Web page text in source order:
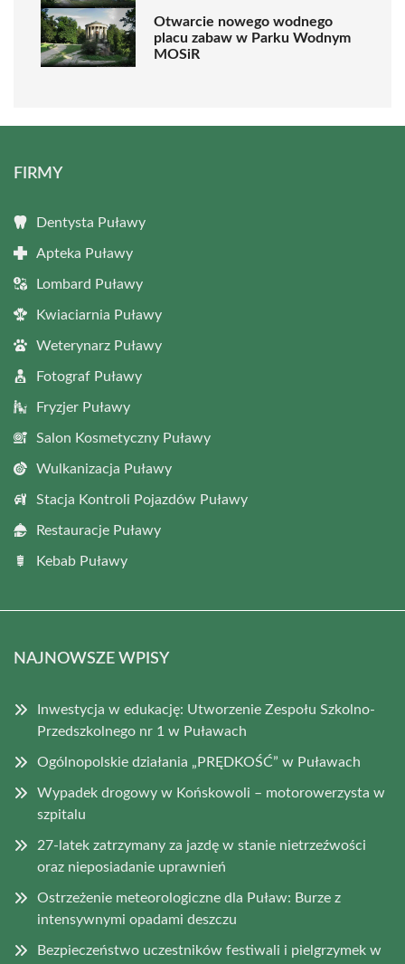
Otwarcie nowego wodnego
placu zabaw w Parku Wodnym
MOSiR
FIRMY
Dentysta Puławy
Apteka Puławy
Lombard Puławy
Kwiaciarnia Puławy
Weterynarz Puławy
Fotograf Puławy
Fryzjer Puławy
Salon Kosmetyczny Puławy
Wulkanizacja Puławy
Stacja Kontroli Pojazdów Puławy
Restauracje Puławy
Kebab Puławy
NAJNOWSZE WPISY
Inwestycja w edukację: Utworzenie Zespołu Szkolno-
Przedszkolnego nr 1 w Puławach
Ogólnopolskie działania „PRĘDKOŚĆ” w Puławach
Wypadek drogowy w Końskowoli – motorowerzysta w
szpitalu
27-latek zatrzymany za jazdę w stanie nietrzeźwości
oraz nieposiadanie uprawnień
Ostrzeżenie meteorologiczne dla Puław: Burze z
intensywnymi opadami deszczu
Bezpieczeństwo uczestników festiwali i pielgrzymek w